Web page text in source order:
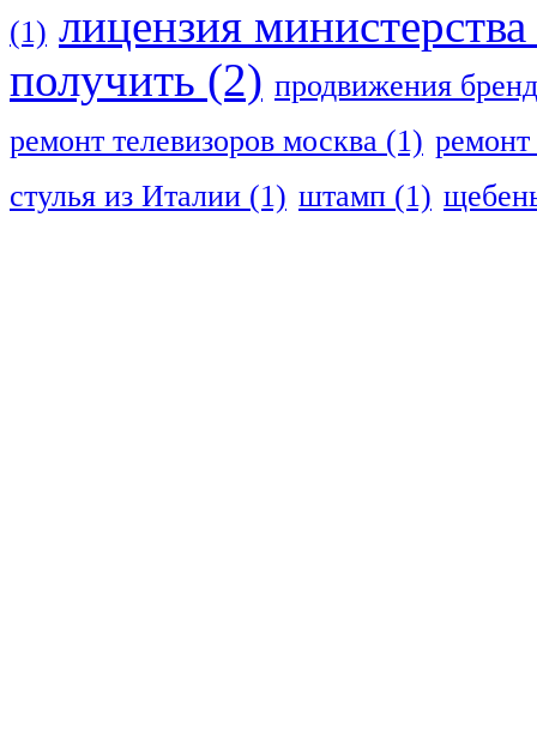
(1) лицензия
получить (2) продвижения
ремонт телевизоров москва (1) ремонт
стулья из Италии (1) штамп (1)